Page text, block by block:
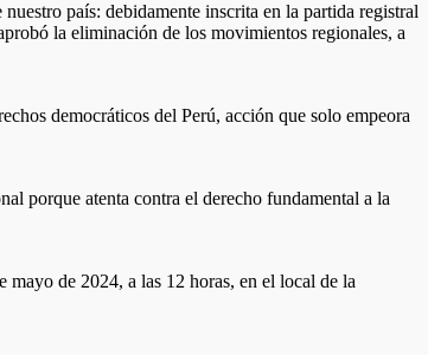
país: debidamente inscrita en la partida registral
la eliminación de los movimientos regionales, a
democráticos del Perú, acción que solo empeora
porque atenta contra el derecho fundamental a la
de 2024, a las 12 horas, en el local de la